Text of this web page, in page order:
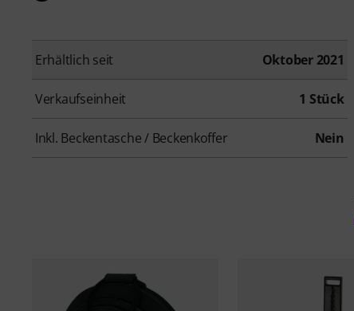
Erhältlich seit Oktober 2021
Verkaufseinheit 1 Stück
Inkl. Beckentasche / Beckenkoffer Nein